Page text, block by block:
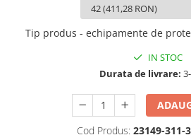
Textmarkere
Carioci si creioane colorate
Rezerve instrumente scris
Tavite documente si suporturi
Tip produs - echipamente de
IN STOC
Durata de livrare:
Cod Produs: 23149-311-